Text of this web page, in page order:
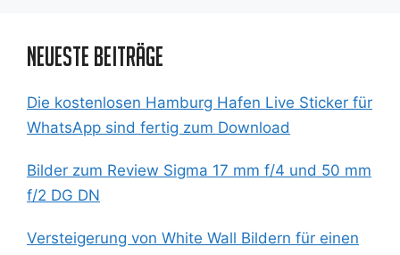
Neueste Beiträge
Die kostenlosen Hamburg Hafen Live Sticker für
WhatsApp sind fertig zum Download
Bilder zum Review Sigma 17 mm f/4 und 50 mm
f/2 DG DN
Versteigerung von White Wall Bildern für einen